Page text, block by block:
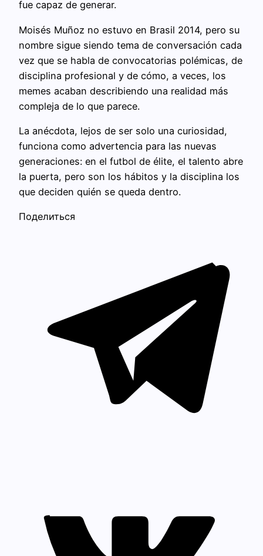
fue capaz de generar.
Moisés Muñoz no estuvo en Brasil 2014, pero su
nombre sigue siendo tema de conversación cada
vez que se habla de convocatorias polémicas, de
disciplina profesional y de cómo, a veces, los
memes acaban describiendo una realidad más
compleja de lo que parece.
La anécdota, lejos de ser solo una curiosidad,
funciona como advertencia para las nuevas
generaciones: en el futbol de élite, el talento abre
la puerta, pero son los hábitos y la disciplina los
que deciden quién se queda dentro.
Поделиться